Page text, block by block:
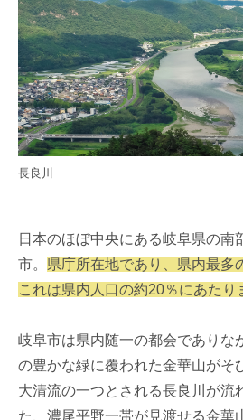
長良川
日本のほぼ中央にある岐阜県の南
市。 県庁所在地であり、県内最多
これは県内人口の約20％にあたり
岐阜市は県内随一の都会でありな
の豊かな緑に覆われた金華山がそ
大清流の一つとされる長良川が流
た、濃尾平野一帯が見渡せる金華